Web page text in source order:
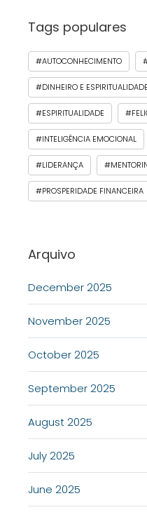
Tags populares
#AUTOCONHECIMENTO
#DINHEIRO E
#ESPIRITUALIDADE
#INTELIGÊNCIA EMOCIONAL
#LIDERANÇA
#PROSPERIDADE FINANCEIRA
Arquivo
December 2025
November 2025
October 2025
September 2025
August 2025
July 2025
June 2025